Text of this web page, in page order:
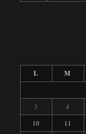
L
M
3
4
10
11